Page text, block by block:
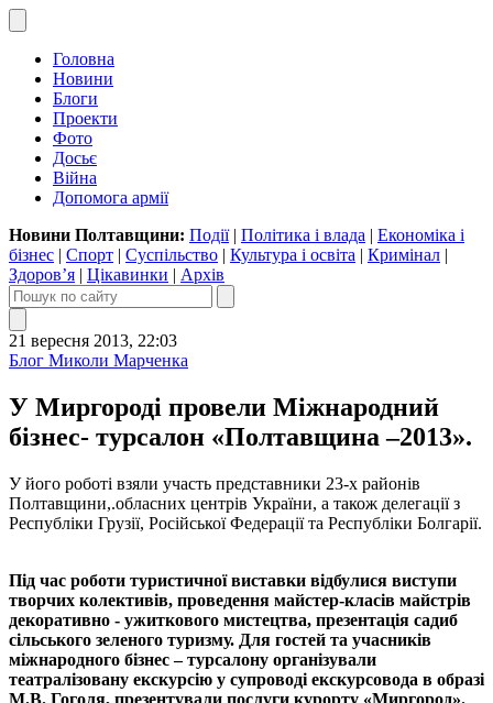
Головна
Новини
Блоги
Проекти
Фото
Досьє
Війна
Допомога армії
Новини Полтавщини: Події| Політика і влада | Економіка і
бізнес | Спорт | Суспільство | Культура і освіта | Кримінал |
Здоров’я | Цікавинки | Архів
21 вересня 2013, 22:03
Блог Миколи Марченка
У Миргороді провели Міжнародний
бізнес- турсалон «Полтавщина –2013».
У його роботі взяли участь представники 23-х районів
Полтавщини,.обласних центрів України, а також делегації з
Республіки Грузії, Російської Федерації та Республіки Болгарії.
Під час роботи туристичної виставки відбулися виступи
творчих колективів, проведення майстер-класів майстрів
декоративно - ужиткового мистецтва, презентація садиб
сільського зеленого туризму. Для гостей та учасників
міжнародного бізнес – турсалону організували
театралізовану екскурсію у супроводі екскурсовода в образі
М.В. Гоголя, презентували послуги курорту «Миргород».